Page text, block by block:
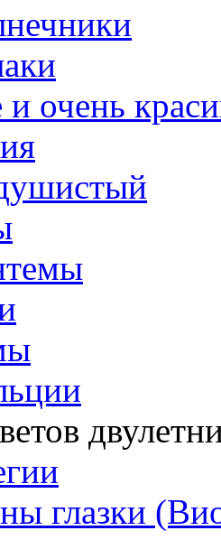
и очень
глазки